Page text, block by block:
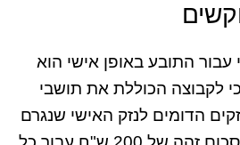
עבור התובע באופן אישי הוא
כי לקבוצה הכוללת את תושבי
הדומים לנזק האישי שנגרם